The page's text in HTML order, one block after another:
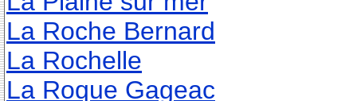
La Roche Bernard
La Rochelle
La Roque Gageac